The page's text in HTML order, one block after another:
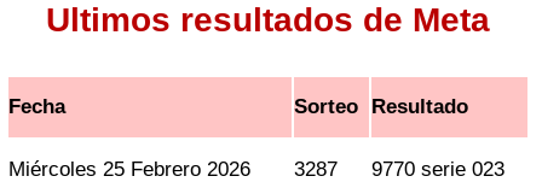
Ultimos resultados de Meta
Fecha Sorteo Resultado
Miércoles 25 Febrero 2026 3287 9770 serie 023